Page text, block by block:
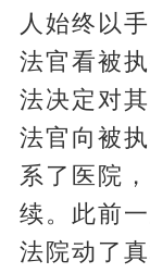
人始终以
法官看被
法决定对
法官向被
系了医院
续。此前
法院动了